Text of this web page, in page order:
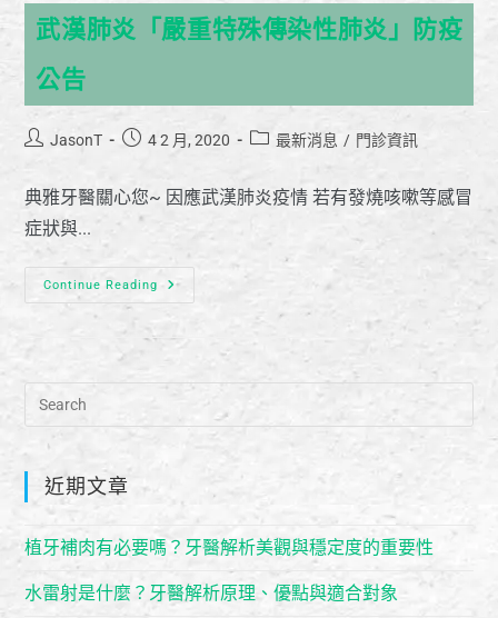
武漢肺炎「嚴重特殊傳染性肺炎」防疫
公告
JasonT 4 2 月, 2020 最新消息 / 門診資訊
典雅牙醫關心您~ 因應武漢肺炎疫情 若有發燒咳嗽等感冒
症狀與...
Continue Reading
近期文章
植牙補肉有必要嗎？牙醫解析美觀與穩定度的重要性
水雷射是什麼？牙醫解析原理、優點與適合對象